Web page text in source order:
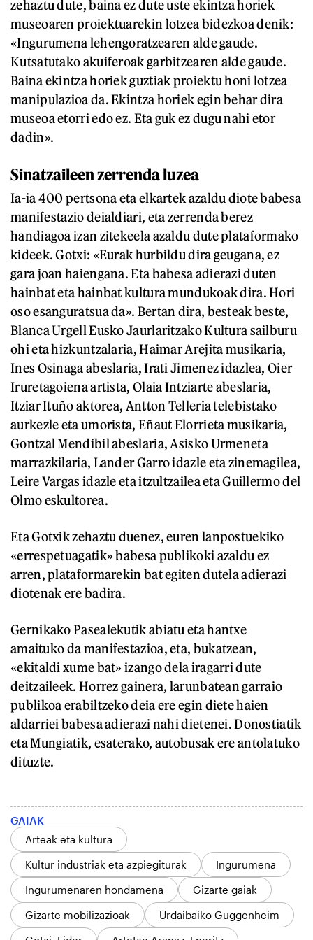
zehaztu dute, baina ez dute uste ekintza horiek
museoaren proiektuarekin lotzea bidezkoa denik:
«Ingurumena lehengoratzearen alde gaude.
Kutsatutako akuiferoak garbitzearen alde gaude.
Baina ekintza horiek guztiak proiektu honi lotzea
manipulazioa da. Ekintza horiek egin behar dira
museoa etorri edo ez. Eta guk ez dugu nahi etor
dadin».
Sinatzaileen zerrenda luzea
Ia-ia 400 pertsona eta elkartek azaldu diote babesa
manifestazio deialdiari, eta zerrenda berez
handiagoa izan zitekeela azaldu dute plataformako
kideek. Gotxi: «Eurak hurbildu dira geugana, ez
gara joan haiengana. Eta babesa adierazi duten
hainbat eta hainbat kultura mundukoak dira. Hori
oso esanguratsua da». Bertan dira, besteak beste,
Blanca Urgell Eusko Jaurlaritzako Kultura sailburu
ohi eta hizkuntzalaria, Haimar Arejita musikaria,
Ines Osinaga abeslaria, Irati Jimenez idazlea, Oier
Iruretagoiena artista, Olaia Intziarte abeslaria,
Itziar Ituño aktorea, Antton Telleria telebistako
aurkezle eta umorista, Eñaut Elorrieta musikaria,
Gontzal Mendibil abeslaria, Asisko Urmeneta
marrazkilaria, Lander Garro idazle eta zinemagilea,
Leire Vargas idazle eta itzultzailea eta Guillermo del
Olmo eskultorea.
Eta Gotxik zehaztu duenez, euren lanpostuekiko
«errespetuagatik» babesa publikoki azaldu ez
arren, plataformarekin bat egiten dutela adierazi
diotenak ere badira.
Gernikako Pasealekutik abiatu eta hantxe
amaituko da manifestazioa, eta, bukatzean,
«ekitaldi xume bat» izango dela iragarri dute
deitzaileek. Horrez gainera, larunbatean garraio
publikoa erabiltzeko deia ere egin diete haien
aldarriei babesa adierazi nahi dietenei. Donostiatik
eta Mungiatik, esaterako, autobusak ere antolatuko
dituzte.
GAIAK
Arteak eta kultura
Kultur industriak eta azpiegiturak
Ingurumena
Ingurumenaren hondamena
Gizarte gaiak
Gizarte mobilizazioak
Urdaibaiko Guggenheim